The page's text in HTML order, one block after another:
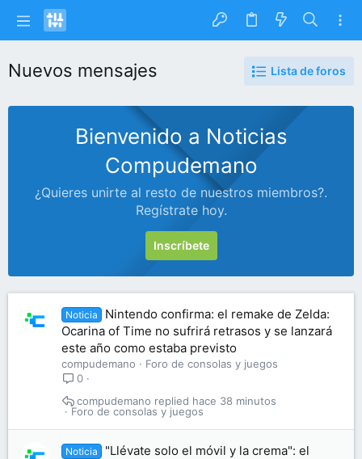
Nuevos mensajes Lista de foros
Bienvenido a Noticias
Compudemano
¿Quieres unirte al resto de nuestros miembros?.
Regístrate hoy.
Inscríbete
Noticia
Nintendo confirma: el remake de Zelda:
Ocarina of Time no sufrirá retrasos y se lanzará
este año como estaba previsto
compudemano
Foro de consolas y juegos
0
Foro de consolas y juegos
hace 38 minutos
compudemano
Noticia
"Llévate solo el móvil y la crema": el